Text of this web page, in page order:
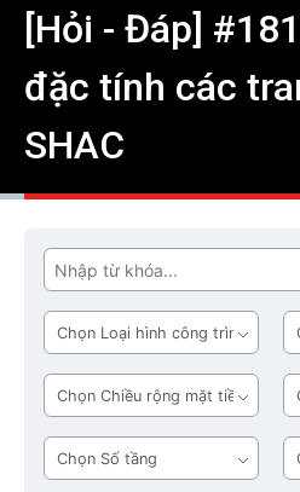
[Hỏi - Đáp]
đặc tính các
SHAC
Tìm
Loại
hình
công
trình
Chiều
rộng
mặt
tiền
Số
tầng